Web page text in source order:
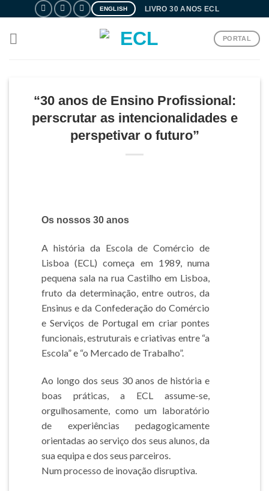
content
ENGLISH LIVRO 30 ANOS ECL
PORTAL
“30 anos de Ensino Profissional:
perscrutar as intencionalidades e
perspetivar o futuro”
Os nossos 30 anos
A história da Escola de Comércio de
Lisboa (ECL) começa em 1989, numa
pequena sala na rua Castilho em Lisboa,
fruto da determinação, entre outros, da
Ensinus e da Confederação do Comércio
e Serviços de Portugal em criar pontes
funcionais, estruturais e criativas entre “a
Escola” e “o Mercado de Trabalho”.
Ao longo dos seus 30 anos de história e
boas práticas, a ECL assume-se,
orgulhosamente, como um laboratório
de experiências pedagogicamente
orientadas ao serviço dos seus alunos, da
sua equipa e dos seus parceiros.
Num processo de inovação disruptiva.